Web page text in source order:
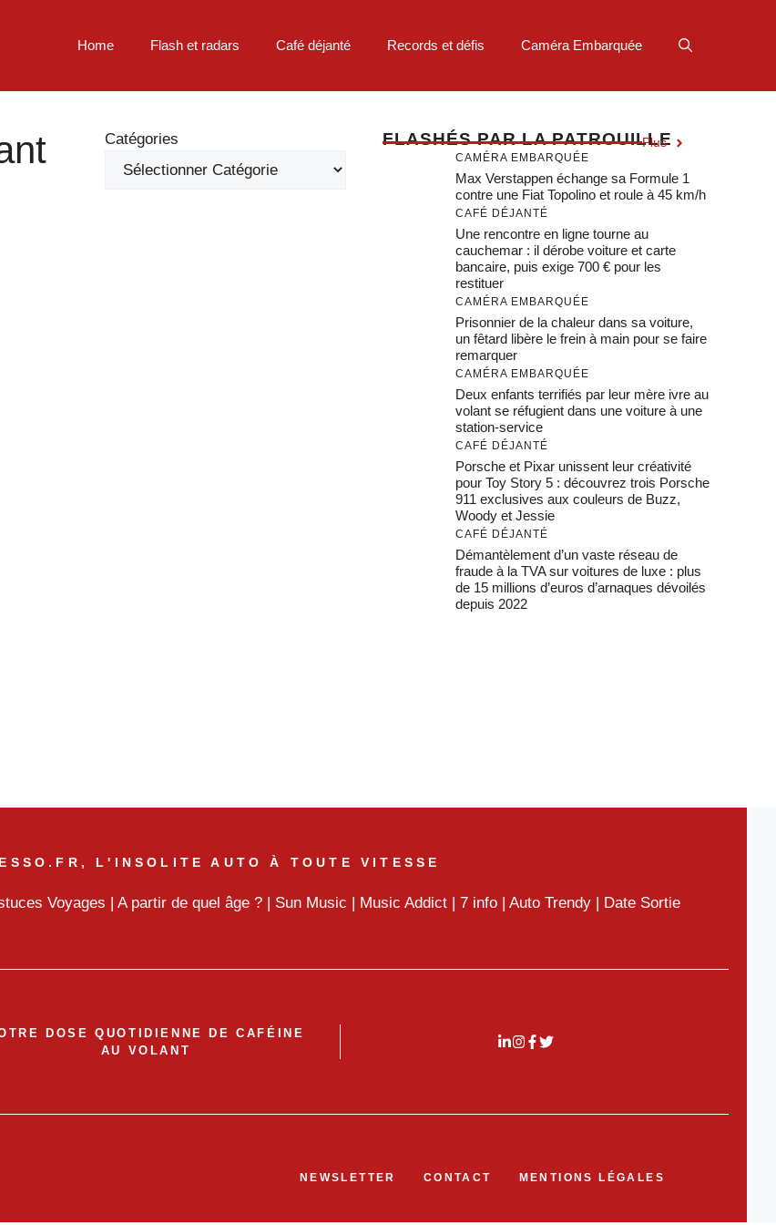
Home Flash et radars Café déjanté Records et défis Caméra Embarquée
Catégories FLASHÉS PAR LA PATROUILLE
Plus
CAMÉRA EMBARQUÉE
Max Verstappen échange sa Formule 1
contre une Fiat Topolino et roule à 45 km/h
CAFÉ DÉJANTÉ
Une rencontre en ligne tourne au
cauchemar : il dérobe voiture et carte
bancaire, puis exige 700 € pour les
restituer
CAMÉRA EMBARQUÉE
Prisonnier de la chaleur dans sa voiture,
un fêtard libère le frein à main pour se faire
remarquer
CAMÉRA EMBARQUÉE
Deux enfants terrifiés par leur mère ivre au
volant se réfugient dans une voiture à une
station-service
CAFÉ DÉJANTÉ
Porsche et Pixar unissent leur créativité
pour Toy Story 5 : découvrez trois Porsche
911 exclusives aux couleurs de Buzz,
Woody et Jessie
CAFÉ DÉJANTÉ
Démantèlement d’un vaste réseau de
fraude à la TVA sur voitures de luxe : plus
de 15 millions d’euros d’arnaques dévoilés
depuis 2022
L'INSOLITE AUTO À TOUTE VITESSE
Voyages | A partir de quel âge ? | Sun Music | Music Addict | 7 info | Auto Trendy | Date Sortie
DOSE QUOTIDIENNE DE CAFÉINE
AU VOLANT
NEWSLETTER CONTACT MENTIONS LÉGALES